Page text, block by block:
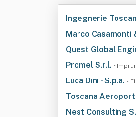
Ingegnerie
Marco Casamonti
Quest Global
Promel S.r.l. •
Luca Dini - S.p.a. •
Toscana
Nest Consulting